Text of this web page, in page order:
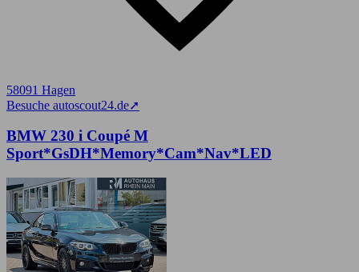
58091 Hagen
Besuche autoscout24.de➚
BMW 230 i Coupé M
Sport*GsDH*Memory*Cam*Nav*LED